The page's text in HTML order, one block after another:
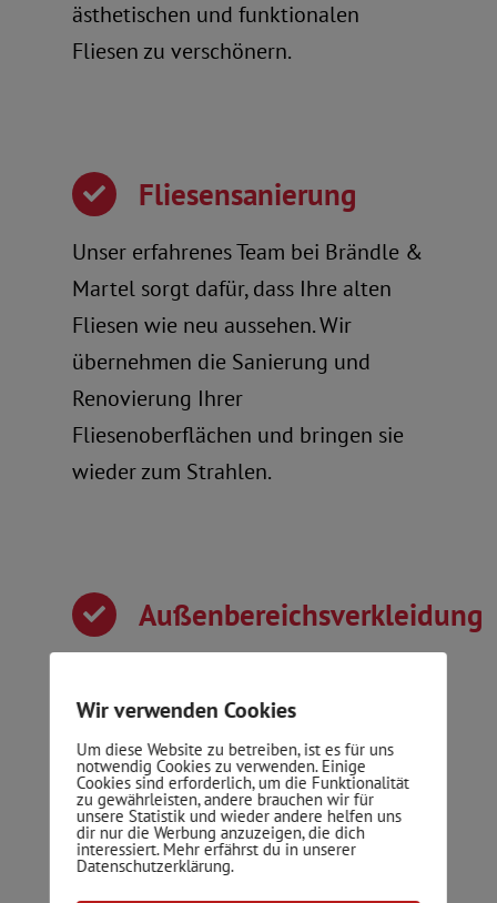
ästhetischen und funktionalen
Fliesen zu verschönern.
Fliesensanierung
Unser erfahrenes Team bei Brändle &
Martel sorgt dafür, dass Ihre alten
Fliesen wie neu aussehen. Wir
übernehmen die Sanierung und
Renovierung Ihrer
Fliesenoberflächen und bringen sie
wieder zum Strahlen.
Außenbereichsverkleidung
in eine beeindruckende Oase mit
unseren robusten Fliesen. Brändle &
Martel bietet professionelle
Verkleidungslösungen für
Außenflächen.
Wir verwenden Cookies
Um diese Website zu betreiben, ist es für uns
notwendig Cookies zu verwenden. Einige
Cookies sind erforderlich, um die Funktionalität
zu gewährleisten, andere brauchen wir für
unsere Statistik und wieder andere helfen uns
dir nur die Werbung anzuzeigen, die dich
interessiert. Mehr erfährst du in unserer
Datenschutzerklärung.